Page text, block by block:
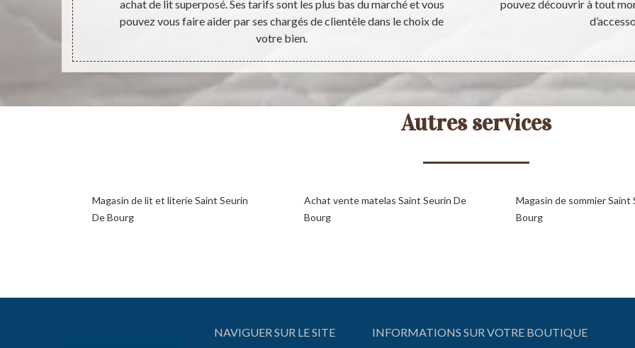
achat de lit superposé. Ses tarifs sont les plus bas du marché et vous
pouvez vous faire aider par ses chargés de clientèle dans le choix de
votre bien.
pouvez découvrir à tout
Autres services
Magasin de lit et literie Saint Seurin
De Bourg
Achat vente matelas Saint Seurin De
Bourg
Magasin de sommier Saint
Bourg
NAVIGUER SUR LE SITE INFORMATIONS SUR VOTRE BOUTIQUE